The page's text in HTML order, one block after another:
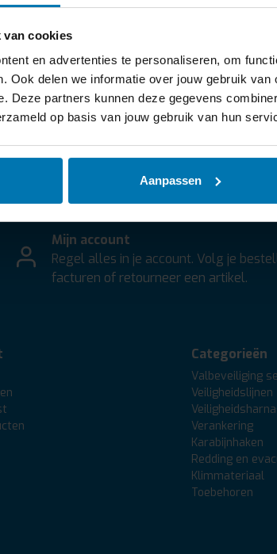
van cookies
en advertenties te personaliseren, om
Ook delen we informatie over jouw gebruik
Deze partners kunnen deze gegevens
op basis van jouw gebruik van hun
Aanpassen
TM9
1 persoon of 0,5t
is voorzien van een
4 ankerpunten.
poten ku...
btw
Veilig het
Mijn account
Regel alles in je account. Volg je
facturen of retourneer een artikel.
Categorieën
Valbeveiliging
Veiligheidslijnen
Verankering
Karabijnhaken
Redding en
Klimmateriaal
Toebehoren